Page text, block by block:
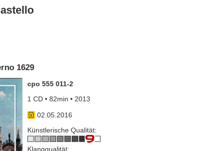
1629
cpo 555 011-2
1 CD • 82min • 2013
02.05.2016
Künstlerische Qualität:
Klangqualität: